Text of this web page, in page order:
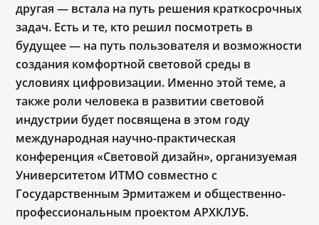
другая — встала на путь решения краткосрочных
задач. Есть и те, кто решил посмотреть в
будущее — на путь пользователя и возможности
создания комфортной световой среды в
условиях цифровизации. Именно этой теме, а
также роли человека в развитии световой
индустрии будет посвящена в этом году
международная научно-практическая
конференция «Световой дизайн», организуемая
Университетом ИТМО совместно с
Государственным Эрмитажем и общественно-
профессиональным проектом АРХКЛУБ.